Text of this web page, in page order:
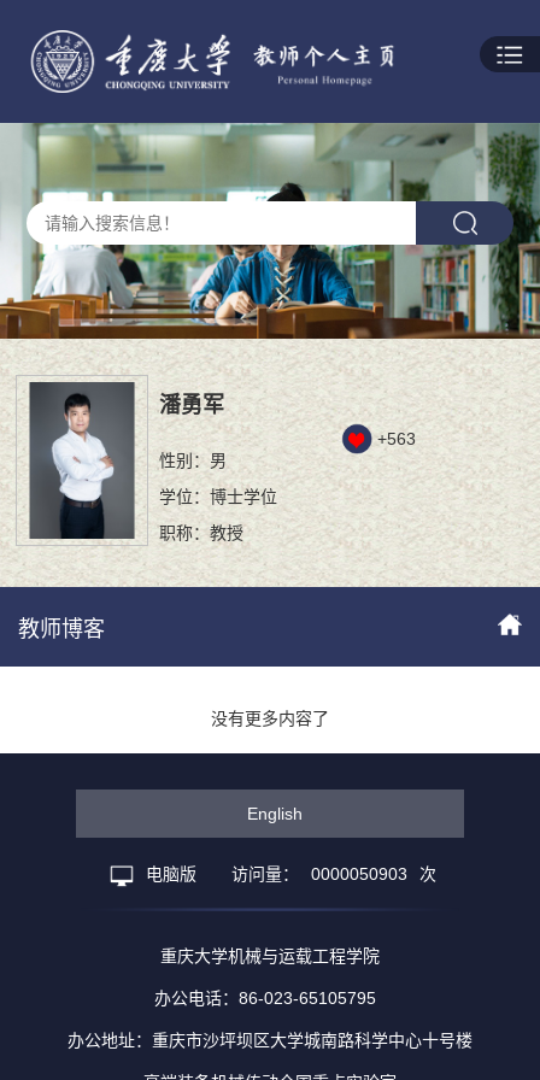
潘勇军
性别：男
学位：博士学位
职称：教授
+563
教师博客
没有更多内容了
English
电脑版 访问量： 0000050903 次
重庆大学机械与运载工程学院
办公电话：86-023-65105795
办公地址：重庆市沙坪坝区大学城南路科学中心十号楼